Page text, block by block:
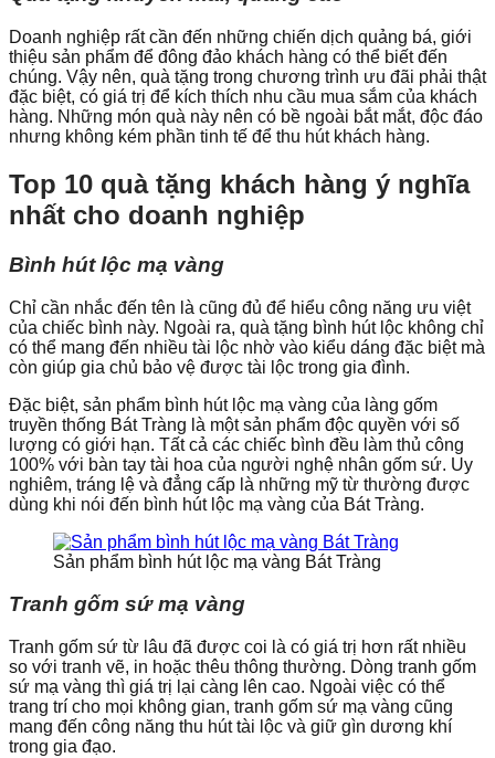
Doanh nghiệp rất cần đến những chiến dịch quảng bá, giới
thiệu sản phẩm để đông đảo khách hàng có thể biết đến
chúng. Vậy nên, quà tặng trong chương trình ưu đãi phải thật
đặc biệt, có giá trị để kích thích nhu cầu mua sắm của khách
hàng. Những món quà này nên có bề ngoài bắt mắt, độc đáo
nhưng không kém phần tinh tế để thu hút khách hàng.
Top 10 quà tặng khách hàng ý nghĩa
nhất cho doanh nghiệp
Bình hút lộc mạ vàng
Chỉ cần nhắc đến tên là cũng đủ để hiểu công năng ưu việt
của chiếc bình này. Ngoài ra, quà tặng bình hút lộc không chỉ
có thể mang đến nhiều tài lộc nhờ vào kiểu dáng đặc biệt mà
còn giúp gia chủ bảo vệ được tài lộc trong gia đình.
Đặc biệt, sản phẩm bình hút lộc mạ vàng của làng gốm
truyền thống Bát Tràng là một sản phẩm độc quyền với số
lượng có giới hạn. Tất cả các chiếc bình đều làm thủ công
100% với bàn tay tài hoa của người nghệ nhân gốm sứ. Uy
nghiêm, tráng lệ và đẳng cấp là những mỹ từ thường được
dùng khi nói đến bình hút lộc mạ vàng của Bát Tràng.
Sản phẩm bình hút lộc mạ vàng Bát Tràng
Tranh gốm sứ mạ vàng
Tranh gốm sứ từ lâu đã được coi là có giá trị hơn rất nhiều
so với tranh vẽ, in hoặc thêu thông thường. Dòng tranh gốm
sứ mạ vàng thì giá trị lại càng lên cao. Ngoài việc có thể
trang trí cho mọi không gian, tranh gốm sứ mạ vàng cũng
mang đến công năng thu hút tài lộc và giữ gìn dương khí
trong gia đạo.